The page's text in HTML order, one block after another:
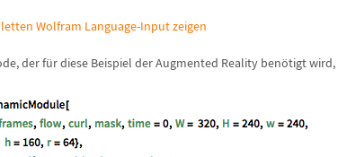
Wolfram Language-Input zeigen
der für diese Beispiel der Augmented Reality benötigt wird,